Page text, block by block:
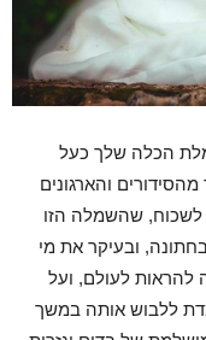
הכלה שלך כעל
והארגונים
שהשמלה הזו
ובעיקר את מי
לעולם, ועל
ללבוש אותה במשך